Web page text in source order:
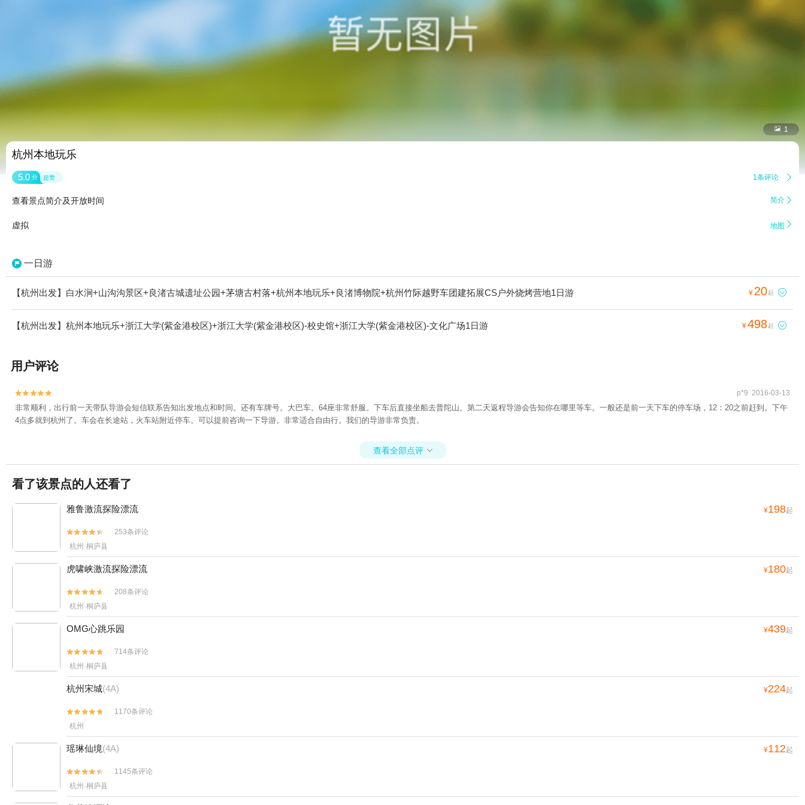
 1
杭州本地玩乐
5.0 分 超赞 1条评论 
查看景点简介及开放时间 简介 
虚拟 地图 
一日游
【杭州出发】白水涧+山沟沟景区+良渚古城遗址公园+茅塘古村落+杭州本地玩乐+良渚博物院+杭州竹际越野车团建拓展CS户外烧烤营地1日游 ¥ 20起 
【杭州出发】杭州本地玩乐+浙江大学(紫金港校区)+浙江大学(紫金港校区)-校史馆+浙江大学(紫金港校区)-文化广场1日游 ¥498起 
用户评论

 p*9 2016-03-13
非常顺利，出行前一天带队导游会短信联系告知出发地点和时间。还有车牌号。大巴车。64座非常舒服。下车后直接坐船去普陀山。第二天返程导游会告知你在哪里等车。一般还是前一天下车的停车场，12：20之前赶到。下午
4点多就到杭州了。车会在长途站，火车站附近停车。可以提前咨询一下导游。非常适合自由行。我们的导游非常负责。
查看全部点评 
看了该景点的人还看了
雅鲁激流探险漂流 ¥198起


253条评论
杭州·桐庐县
虎啸峡激流探险漂流 ¥180起


208条评论
杭州·桐庐县
OMG心跳乐园 ¥439起


714条评论
杭州·桐庐县
杭州宋城(4A) ¥224起


1170条评论
杭州
瑶琳仙境(4A) ¥112起


1145条评论
杭州·桐庐县